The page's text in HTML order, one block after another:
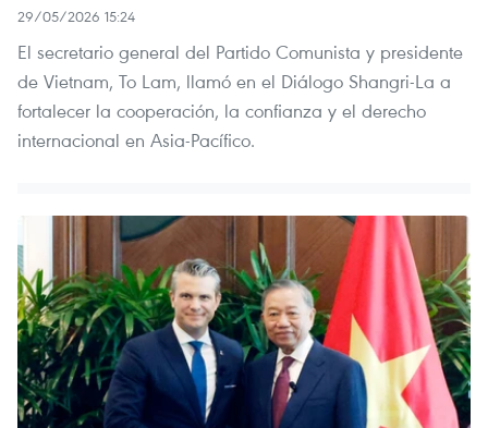
29/05/2026 15:24
El secretario general del Partido Comunista y presidente
de Vietnam, To Lam, llamó en el Diálogo Shangri-La a
fortalecer la cooperación, la confianza y el derecho
internacional en Asia-Pacífico.